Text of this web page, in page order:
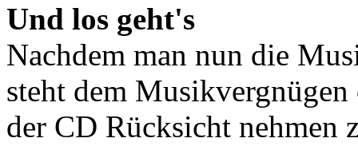
Und los geht's
Nachdem man nun die
steht dem
der CD Rücksicht nehmen